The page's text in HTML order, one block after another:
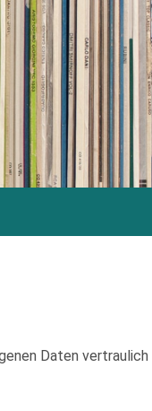
Daten vertraulich